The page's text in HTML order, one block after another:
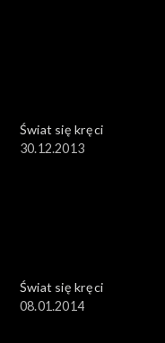
Świat się kręci
30.12.2013
Świat się kręci
08.01.2014